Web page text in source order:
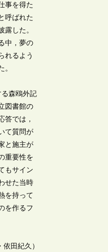
事を得た
呼ばれた
露した。
中，夢の
れるよう
。
森鴎外記
図書館の
答では，
て質問が
と施主が
重要性を
もサイン
せた当時
を持って
を作るフ
依田紀久）